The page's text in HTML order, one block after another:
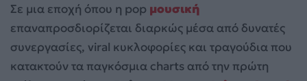
Σε μια εποχή όπου η pop μουσική
επαναπροσδιορίζεται διαρκώς μέσα από δυνατές
συνεργασίες, viral κυκλοφορίες και τραγούδια που
κατακτούν τα παγκόσμια charts από την πρώτη